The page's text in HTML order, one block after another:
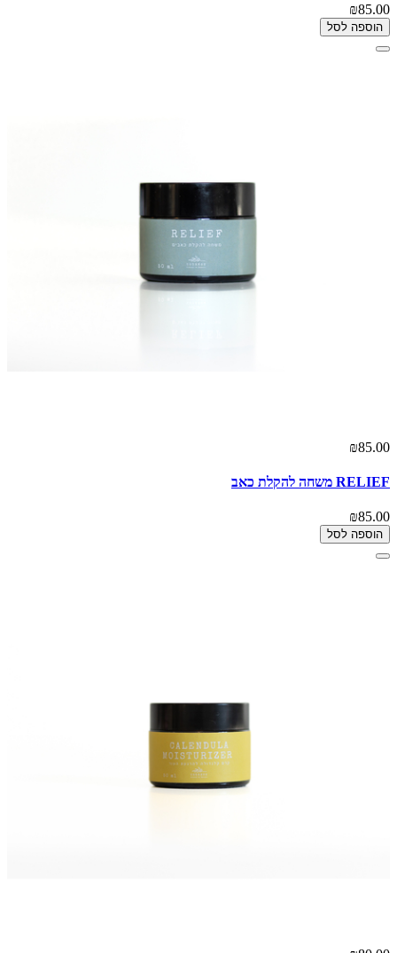
₪85.00
הוספה לסל
₪85.00
RELIEF משחה להקלת כאב
₪85.00
הוספה לסל